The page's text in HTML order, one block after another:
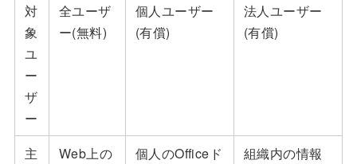
対
象
ユ
ー
ザ
ー
全ユーザ
ー(無料)
個人ユーザー
(有償)
法人ユーザー
(有償)
主
Web上の
個人のOfficeド
組織内の情報